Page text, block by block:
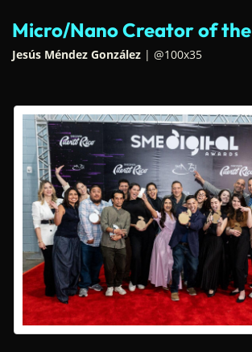
Micro/Nano Creator of
Jesús Méndez González | @100x35